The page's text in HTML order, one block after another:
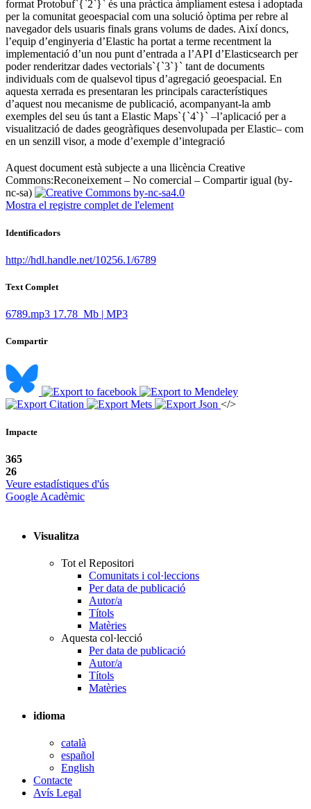
format Protobuf`{`2`}` és una pràctica àmpliament estesa i adoptada
per la comunitat geoespacial com una solució òptima per rebre al
navegador dels usuaris finals grans volums de dades. Així doncs,
l’equip d’enginyeria d’Elastic ha portat a terme recentment la
implementació d’un nou punt d’entrada a l’API d’Elasticsearch per
poder renderitzar dades vectorials`{`3`}` tant de documents
individuals com de qualsevol tipus d’agregació geoespacial. En
aquesta xerrada es presentaran les principals característiques
d’aquest nou mecanisme de publicació, acompanyant-la amb
exemples del seu ús tant a Elastic Maps`{`4`}` –l’aplicació per a
visualització de dades geogràfiques desenvolupada per Elastic– com
en un senzill visor, a mode d’exemple d’integració ​
Aquest document està subjecte a una llicència Creative
Commons:Reconeixement – No comercial – Compartir igual (by-
nc-sa)
Mostra el registre complet de l'element
Identificadors
http://hdl.handle.net/10256.1/6789
Text Complet
6789.mp3 17.78 Mb | MP3
Compartir
</>
Impacte
365
26
Veure estadístiques d'ús
Google Acadèmic
Visualitza
Tot el Repositori
Comunitats i col·leccions
Per data de publicació
Autor/a
Títols
Matèries
Aquesta col·lecció
Per data de publicació
Autor/a
Títols
Matèries
idioma
català
español
English
Contacte
Avís Legal